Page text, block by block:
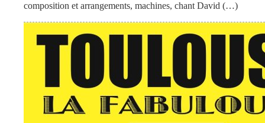
composition et arrangements, machines, chant David (…)